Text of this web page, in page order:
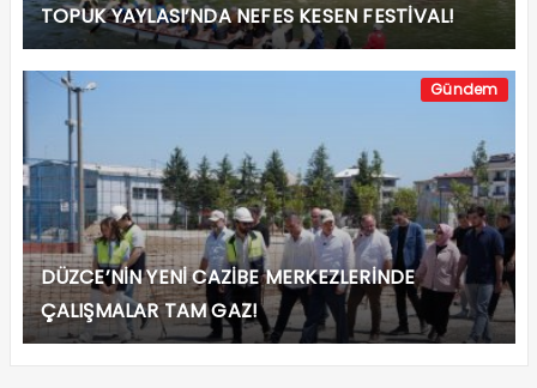
TOPUK YAYLASI’NDA NEFES KESEN FESTİVAL!
Gündem
DÜZCE’NİN YENİ CAZİBE MERKEZLERİNDE
ÇALIŞMALAR TAM GAZ!